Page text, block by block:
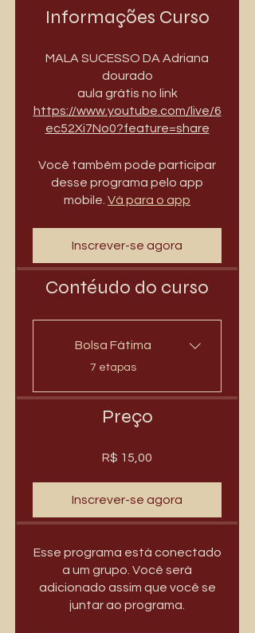
Informações Curso
MALA SUCESSO DA Adriana
dourado
aula grátis no link
https://www.youtube.com/live/6
ec52Xi7No0?feature=share
Você também pode participar
desse programa pelo app
mobile. Vá para o app
Inscrever-se agora
Contéudo do curso
Bolsa Fátima
.
7 etapas
Preço
R$ 15,00
Inscrever-se agora
Esse programa está conectado
a um grupo. Você será
adicionado assim que você se
juntar ao programa.